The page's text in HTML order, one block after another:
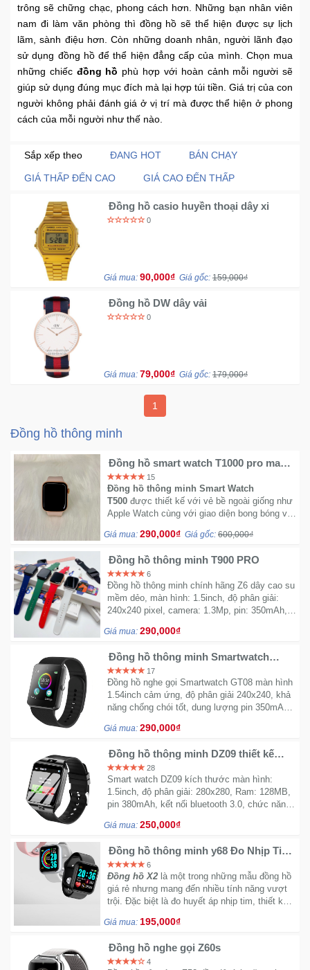
Phụ
Kiện
Công
Nghệ
Tivi
Thiết
flycam
Em
Phụ
Nhà
Cửa
Và
Đời
Sống
Khỏe
Đẹp
Tế
trông sẽ chững chạc, phong cách hơn. Những bạn nhân viên
nam đi làm văn phòng thì đồng hồ sẽ thể hiện được sự lịch
lãm, sành điệu hơn. Còn những doanh nhân, người lãnh đạo
sử dụng đồng hồ để thể hiện đẳng cấp của mình. Chọn mua
những chiếcđồng hồ phù hợp với hoàn cảnh mỗi người sẽ
giúp sử dụng đúng mục đích mà lại hợp túi tiền. Giá trị của con
người không phải đánh giá ở vị trí mà được thể hiện ở phong
cách của mỗi người như thế nào.
Sắp xếp theo ĐANG HOT BÁN CHẠY
GIÁ THẤP ĐẾN CAO GIÁ CAO ĐẾN THẤP
Đồng hồ casio huyền thoại dây xi
0
Giá mua: 90,000₫ Giá gốc: 159,000₫
Đồng hồ DW dây vải
0
Giá mua: 79,000₫ Giá gốc: 179,000₫
1
Đồng hồ thông minh
Đồng hồ smart watch T1000 pro max
siêu mỏng
15
Đồng hồ thông minh Smart Watch
T500 được thiết kế với vẻ bề ngoài giống như
Apple Watch cùng với giao diện bong bóng và
tính năng như là đo sức khỏe, thông báo
thoại hoặc nghe nhạc,.....và đặc biệt là có thể
thay dây theo sở thích.
Giá mua: 290,000₫ Giá gốc: 600,000₫
Đồng hồ thông minh T900 PRO
6
Đồng hồ thông minh chính hãng Z6 dây cao su
mềm dẻo, màn hình: 1.5inch, độ phân giải:
240x240 pixel, camera: 1.3Mp, pin: 350mAh,
nghe gọi
Giá mua: 290,000₫
Đồng hồ thông minh Smartwatch
GT08 - Quốc tế Original
17
Đồng hồ nghe gọi Smartwatch GT08 màn hình
1.54inch cảm ứng, độ phân giải 240x240, khả
năng chống chói tốt, dung lượng pin 350mAh,
chờ: 7 ngày.
Giá mua: 290,000₫
Đồng hồ thông minh DZ09 thiết kế
nam tính - Lắp sim như điện thoại
28
Smart watch DZ09 kích thước màn hình:
1.5inch, độ phân giải: 280x280, Ram: 128MB,
pin 380mAh, kết nối bluetooth 3.0, chức năng:
Giá mua: 250,000₫
Đồng hồ thông minh y68 Đo Nhịp Tim
Theo Dõi Sức Khỏe Thể Thao siêu
mỏng
6
Đồng hồ X2 là một trong những mẫu đồng hồ
giá rẻ nhưng mang đến nhiều tính năng vượt
trội. Đặc biệt là đo huyết áp nhịp tim, thiết kế
Giá mua: 195,000₫
Đồng hồ nghe gọi Z60s
4